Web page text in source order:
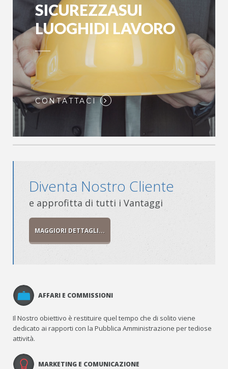
SICUREZZASUI
LUOGHIDI LAVORO
CONTATTACI
Diventa Nostro Cliente
e approfitta di tutti i Vantaggi
MAGGIORI DETTAGLI...
AFFARI E COMMISSIONI
Il Nostro obiettivo è restituire quel tempo che di solito viene
dedicato ai rapporti con la Pubblica Amministrazione per tediose
attività.
MARKETING E COMUNICAZIONE